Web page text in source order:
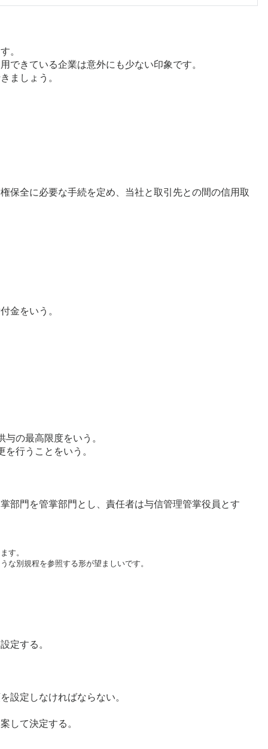
。
きている企業は意外にも少ない印象です。
ましょう。
保全に必要な手続を定め、当社と取引先との間の信用取
金をいう。
の最高限度をいう。
行うことをいう。
部門を管掌部門とし、責任者は与信管理管掌役員とす
す。
な別規程を参照する形が望ましいです。
定する。
設定しなければならない。
して決定する。